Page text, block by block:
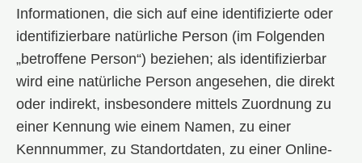
Informationen, die sich auf eine identifizierte oder
identifizierbare natürliche Person (im Folgenden
„betroffene Person“) beziehen; als identifizierbar
wird eine natürliche Person angesehen, die direkt
oder indirekt, insbesondere mittels Zuordnung zu
einer Kennung wie einem Namen, zu einer
Kennnummer, zu Standortdaten, zu einer Online-